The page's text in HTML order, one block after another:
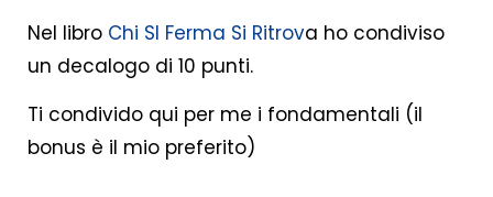
Nel libro Chi SI Ferma Si Ritrova ho condiviso
un decalogo di 10 punti.
Ti condivido qui per me i fondamentali (il
bonus è il mio preferito)